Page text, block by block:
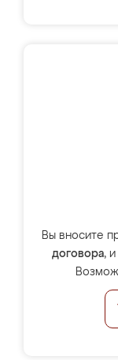
Вы вносите
договора,